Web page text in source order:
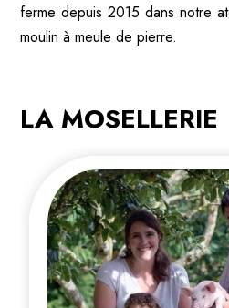
ferme depuis 2015 dans notre
moulin à meule de pierre.
LA MOSELLERIE